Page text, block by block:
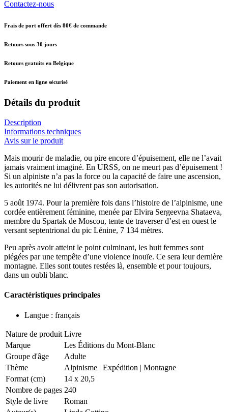
Contactez-nous
Frais de port offert dès 80€ de commande
Retours sous 30 jours
Retours gratuits en Belgique
Paiement en ligne sécurisé
Détails du produit
Description
Informations techniques
Avis sur le produit
Mais mourir de maladie, ou pire encore d’épuisement, elle ne l’avait
jamais vraiment imaginé. En URSS, on ne meurt pas d’épuisement !
Si un alpiniste n’a pas la force ou la capacité de faire une ascension,
les autorités ne lui délivrent pas son autorisation.
5 août 1974. Pour la première fois dans l’histoire de l’alpinisme, une
cordée entièrement féminine, menée par Elvira Sergeevna Shataeva,
membre du Spartak de Moscou, tente de traverser d’est en ouest le
versant septentrional du pic Lénine, 7 134 mètres.
Peu après avoir atteint le point culminant, les huit femmes sont
piégées par une tempête d’une violence inouïe. Ce sera leur dernière
montagne. Elles sont toutes restées là, ensemble et pour toujours,
dans un oubli blanc.
Caractéristiques principales
Langue : français
Nature de produit Livre
Marque
Les Éditions du Mont-Blanc
Groupe d'âge
Adulte
Thème
Alpinisme | Expédition | Montagne
Format (cm)
14 x 20,5
Nombre de pages 240
Style de livre
Roman